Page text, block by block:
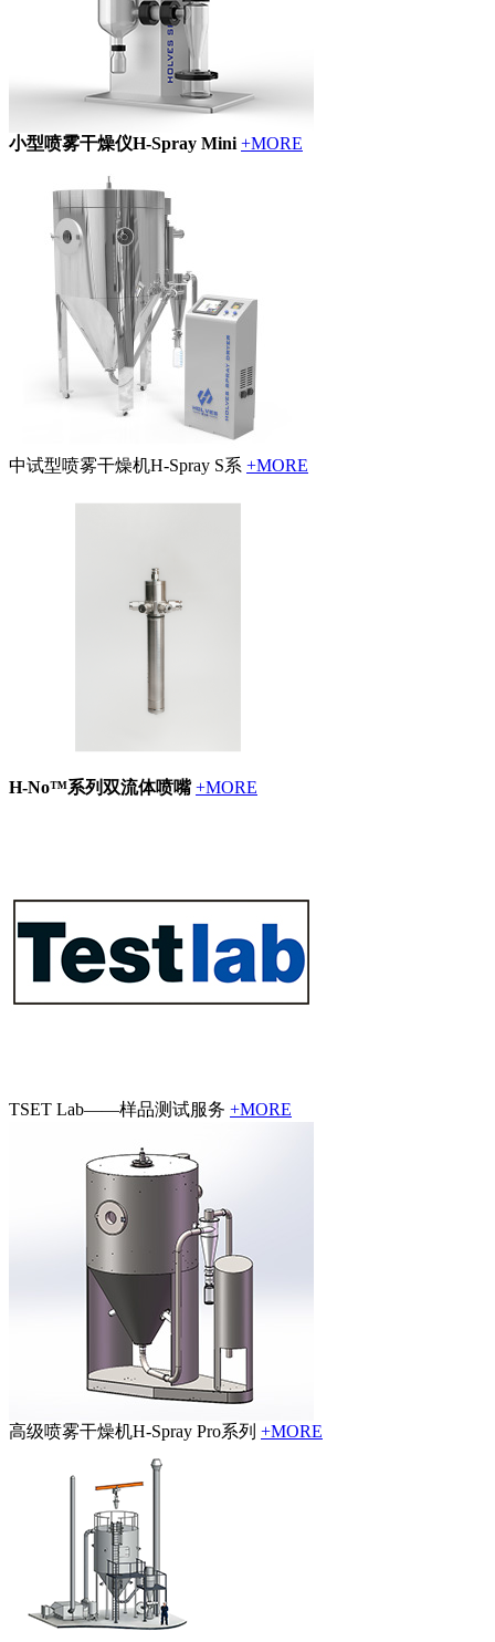
小型喷雾干燥仪H-Spray Mini +MORE
中试型喷雾干燥机H-Spray S系 +MORE
H-No™系列双流体喷嘴 +MORE
TSET Lab——样品测试服务 +MORE
高级喷雾干燥机H-Spray Pro系列 +MORE